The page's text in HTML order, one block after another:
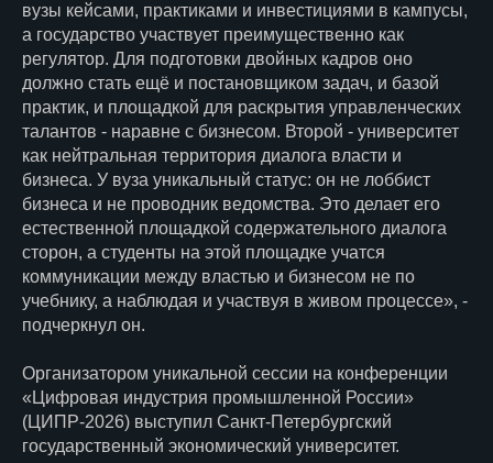
вузы кейсами, практиками и инвестициями в кампусы,
а государство участвует преимущественно как
регулятор. Для подготовки двойных кадров оно
должно стать ещё и постановщиком задач, и базой
практик, и площадкой для раскрытия управленческих
талантов - наравне с бизнесом. Второй - университет
как нейтральная территория диалога власти и
бизнеса. У вуза уникальный статус: он не лоббист
бизнеса и не проводник ведомства. Это делает его
естественной площадкой содержательного диалога
сторон, а студенты на этой площадке учатся
коммуникации между властью и бизнесом не по
учебнику, а наблюдая и участвуя в живом процессе», -
подчеркнул он.
Организатором уникальной сессии на конференции
«Цифровая индустрия промышленной России»
(ЦИПР‑2026) выступил Санкт‑Петербургский
государственный экономический университет.